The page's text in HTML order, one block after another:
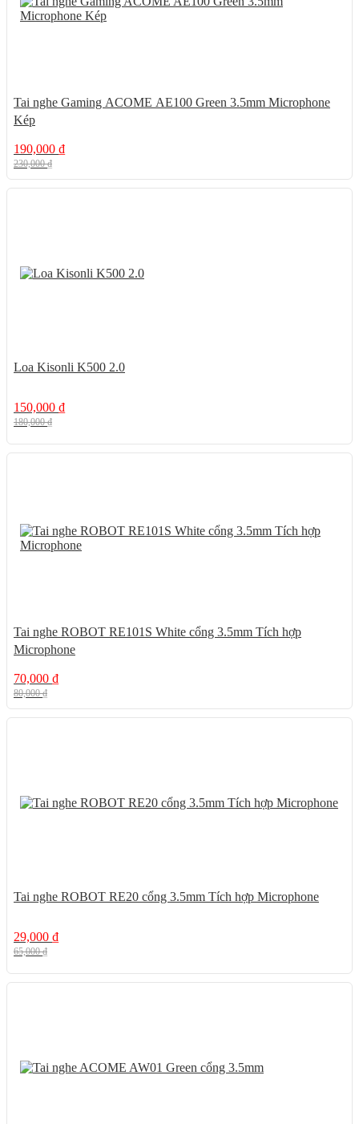
Tai nghe Gaming ACOME AE100 Green 3.5mm Microphone
Kép
190,000 ₫
230,000₫
Loa Kisonli K500 2.0
150,000 ₫
180,000₫
Tai nghe ROBOT RE101S White cổng 3.5mm Tích hợp
Microphone
70,000 ₫
80,000₫
Tai nghe ROBOT RE20 cổng 3.5mm Tích hợp Microphone
29,000 ₫
65,000₫